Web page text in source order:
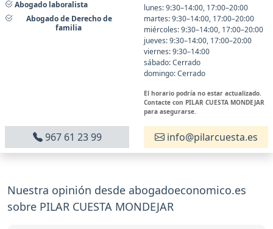
Abogado laboralista
Abogado de Derecho de
familia
lunes: 9:30–14:00, 17:00–20:00
martes: 9:30–14:00, 17:00–20:00
miércoles: 9:30–14:00, 17:00–20:00
jueves: 9:30–14:00, 17:00–20:00
viernes: 9:30–14:00
sábado: Cerrado
domingo: Cerrado
El horario podría no estar actualizado.
Contacte con PILAR CUESTA MONDEJAR
para asegurarse.
967 61 23 99 info@pilarcuesta.es
Nuestra opinión desde abogadoeconomico.es
sobre PILAR CUESTA MONDEJAR